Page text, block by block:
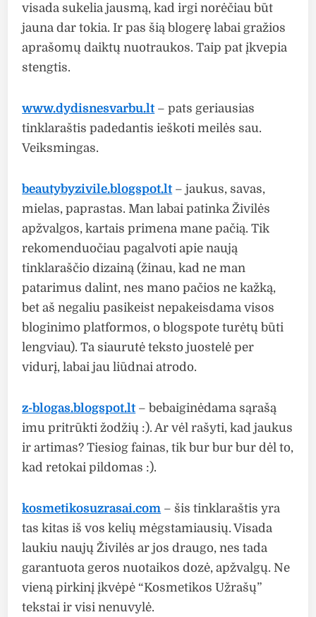
visada sukelia jausmą, kad irgi norėčiau būt
jauna dar tokia. Ir pas šią blogerę labai gražios
aprašomų daiktų nuotraukos. Taip pat įkvepia
stengtis.
www.dydisnesvarbu.lt – pats geriausias
tinklaraštis padedantis ieškoti meilės sau.
Veiksmingas.
beautybyzivile.blogspot.lt – jaukus, savas,
mielas, paprastas. Man labai patinka Živilės
apžvalgos, kartais primena mane pačią. Tik
rekomenduočiau pagalvoti apie naują
tinklaraščio dizainą (žinau, kad ne man
patarimus dalint, nes mano pačios ne kažką,
bet aš negaliu pasikeist nepakeisdama visos
bloginimo platformos, o blogspote turėtų būti
lengviau). Ta siaurutė teksto juostelė per
vidurį, labai jau liūdnai atrodo.
z-blogas.blogspot.lt – bebaiginėdama sąrašą
imu pritrūkti žodžių :). Ar vėl rašyti, kad jaukus
ir artimas? Tiesiog fainas, tik bur bur bur dėl to,
kad retokai pildomas :).
kosmetikosuzrasai.com – šis tinklaraštis yra
tas kitas iš vos kelių mėgstamiausių. Visada
laukiu naujų Živilės ar jos draugo, nes tada
garantuota geros nuotaikos dozė, apžvalgų. Ne
vieną pirkinį įkvėpė “Kosmetikos Užrašų”
tekstai ir visi nenuvylė.